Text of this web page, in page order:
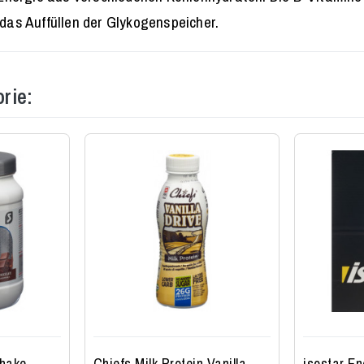
Auffüllen der Glykogenspeicher.